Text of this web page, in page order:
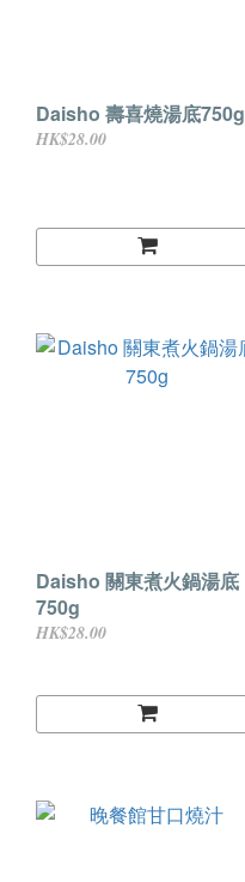
Daisho 壽喜燒湯底750g
HK$28.00
Daisho 關東煮火鍋湯底
750g
HK$28.00